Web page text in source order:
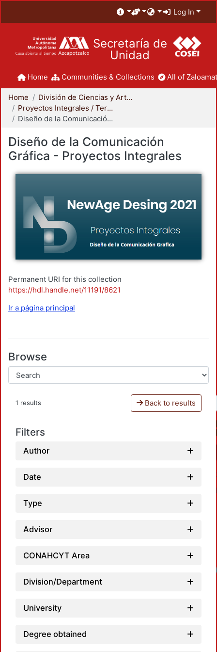
Log In
Secretaría de
Unidad
Home Communities & Collections All of
Home
División de Ciencias y Artes para el Diseño
Proyectos Integrales / Terminales - Licenciatura
Diseño de la Comunicación Gráfica - Proyectos Integrales
Diseño de la Comunicación
Gráfica - Proyectos Integrales
Permanent URI for this collection
https://hdl.handle.net/11191/8621
Ir a página principal
Browse
1 results Back to results
Filters
Author
Date
Type
Advisor
CONAHCYT Area
Division/Department
University
Degree obtained